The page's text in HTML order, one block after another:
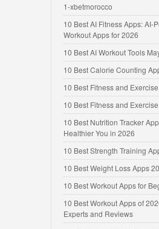
1-xbetmorocco
10 Best AI Fitness Apps: AI-
Workout Apps for 2026
10 Best AI Workout Tools
10 Best Calorie Counting
10 Best Fitness and
10 Best Fitness and
10 Best Nutrition Tracker
Healthier You in 2026
10 Best Strength Training
10 Best Weight Loss Apps
10 Best Workout Apps for
10 Best Workout Apps of
Experts and Reviews